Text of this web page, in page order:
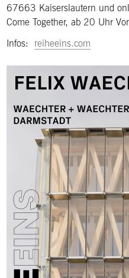
67663 Kaiserslautern und
Come Together, ab 20 Uhr
Infos: reiheeins.com